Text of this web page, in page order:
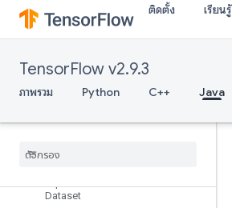
ติดตั้ง เรียนรู้
TensorFlow v2.9.3
ภาพรวม Python C++ Java
ExperimentalDatasetToTFRecord
ExperimentalDenseToSparseBatc
ExperimentalLatencyStatsDataset
ExperimentalMatchingFilesDatase
t
Experimental
Dataset